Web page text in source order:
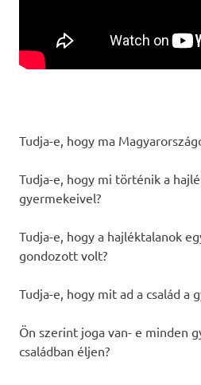
Tudja-e, hogy ma
Tudja-e, hogy mi történik a
gyermekeivel?
Tudja-e, hogy a hajléktalanok
gondozott volt?
Tudja-e, hogy mit ad a család a
Ön szerint joga van- e minden
családban éljen?